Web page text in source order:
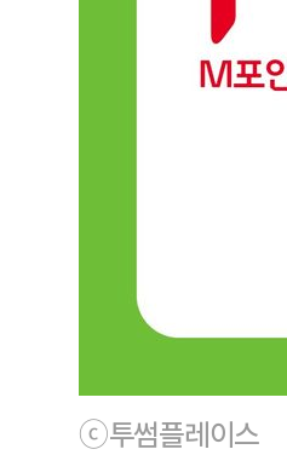
ⓒ투썸플레이스